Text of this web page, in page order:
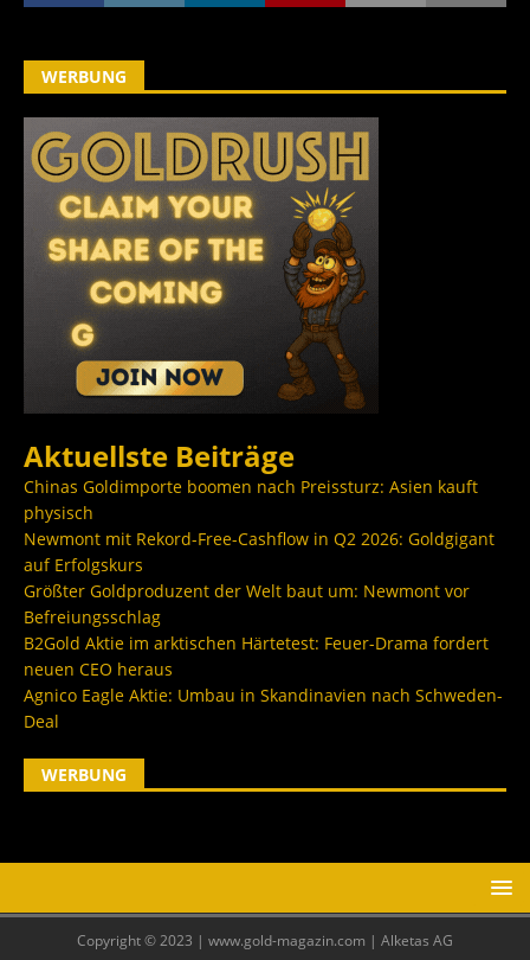
WERBUNG
Aktuellste Beiträge
Chinas Goldimporte boomen nach Preissturz: Asien kauft
physisch
Newmont mit Rekord-Free-Cashflow in Q2 2026: Goldgigant
auf Erfolgskurs
Größter Goldproduzent der Welt baut um: Newmont vor
Befreiungsschlag
B2Gold Aktie im arktischen Härtetest: Feuer-Drama fordert
neuen CEO heraus
Agnico Eagle Aktie: Umbau in Skandinavien nach Schweden-
Deal
WERBUNG
Copyright © 2023 | www.gold-magazin.com | Alketas AG